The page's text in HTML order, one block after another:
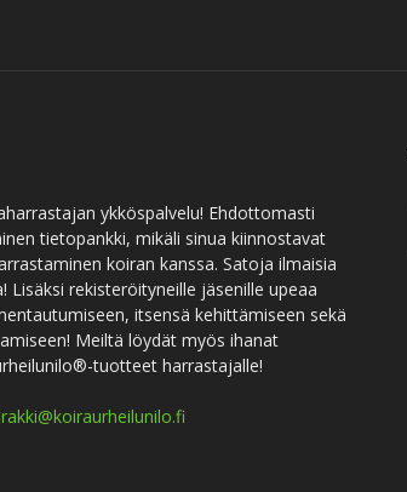
ykköspalvelu! Ehdottomasti
tietopankki, mikäli sinua kiinnostavat
koiran kanssa. Satoja ilmaisia
Lisäksi rekisteröityneille jäsenille upeaa
itsensä kehittämiseen sekä
Meiltä löydät myös ihanat
tuotteet harrastajalle!